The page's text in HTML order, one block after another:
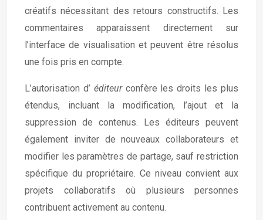
créatifs nécessitant des retours constructifs. Les
commentaires apparaissent directement sur
l’interface de visualisation et peuvent être résolus
une fois pris en compte.
L’autorisation d’ éditeur confère les droits les plus
étendus, incluant la modification, l’ajout et la
suppression de contenus. Les éditeurs peuvent
également inviter de nouveaux collaborateurs et
modifier les paramètres de partage, sauf restriction
spécifique du propriétaire. Ce niveau convient aux
projets collaboratifs où plusieurs personnes
contribuent activement au contenu.